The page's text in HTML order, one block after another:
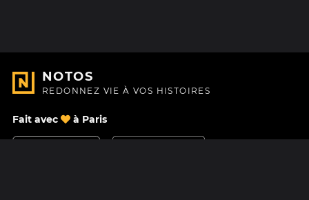
NOTOS
REDONNEZ VIE À VOS HISTOIRES
Fait avec à Paris